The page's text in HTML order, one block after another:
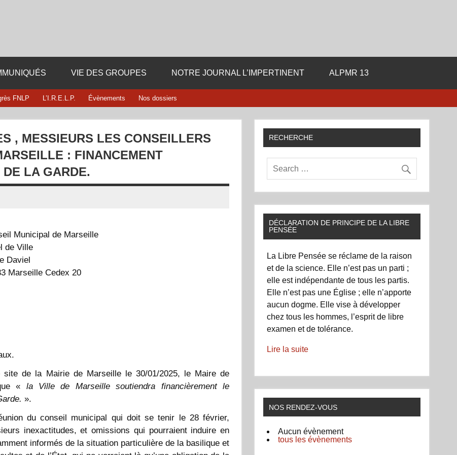
13
VIE DES GROUPES NOTRE JOURNAL L’IMPERTINENT ALPMR 13
FNLP L’I.R.E.L.P. Évènements Nos dossiers
, MESSIEURS LES CONSEILLERS
: FINANCEMENT
LA GARDE.
Municipal de Marseille
de Ville
Daviel
Marseille Cedex 20
de la Mairie de Marseille le 30/01/2025, le Maire de
« la Ville de Marseille soutiendra financièrement le
».
du conseil municipal qui doit se tenir le 28 février,
inexactitudes, et omissions qui pourraient induire en
informés de la situation particulière de la basilique et
RECHERCHE
DÉCLARATION DE PRINCIPE DE LA LIBRE
PENSÉE
La Libre Pensée se réclame de la raison
et de la science. Elle n’est pas un parti ;
elle est indépendante de tous les partis.
Elle n’est pas une Église ; elle n’apporte
aucun dogme. Elle vise à développer
chez tous les hommes, l’esprit de libre
examen et de tolérance.
Lire la suite
NOS RENDEZ-VOUS
Aucun évènement
tous les évènements